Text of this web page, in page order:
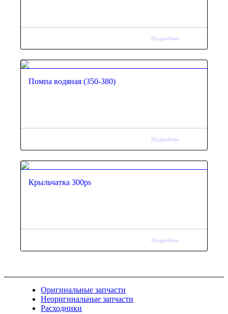
Подробнее
Помпа водяная (350-380)
Подробнее
Крыльчатка 300ps
Подробнее
Оригинальные запчасти
Неоригинальные запчасти
Расходники